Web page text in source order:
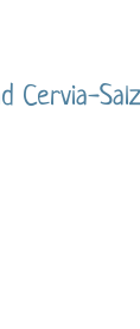
Cervia-Salz